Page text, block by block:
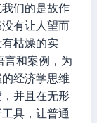
们的是故作
有让人望而
枯燥的实
言和案例，为
经济学思维
并且在无形
具，让普通